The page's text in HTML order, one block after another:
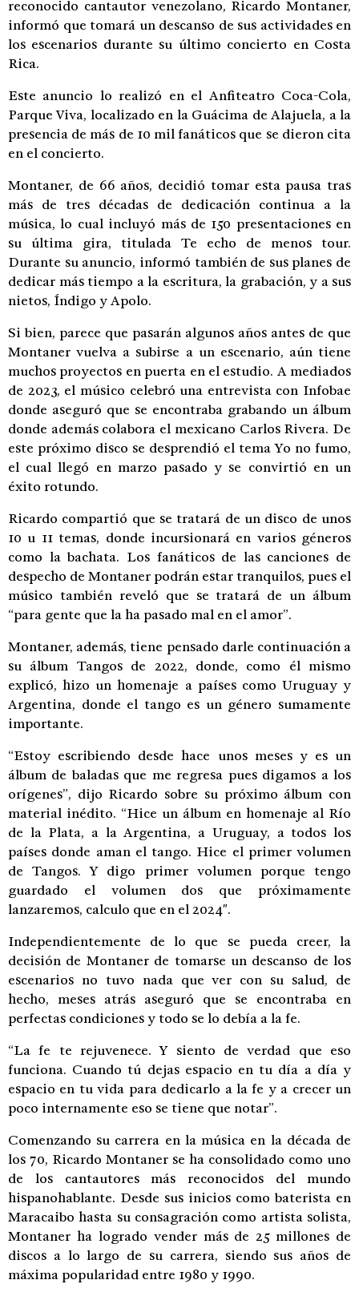
reconocido cantautor venezolano, Ricardo Montaner,
informó que tomará un descanso de sus actividades en
los escenarios durante su último concierto en Costa
Rica.
Este anuncio lo realizó en el Anfiteatro Coca-Cola,
Parque Viva, localizado en la Guácima de Alajuela, a la
presencia de más de 10 mil fanáticos que se dieron cita
en el concierto.
Montaner, de 66 años, decidió tomar esta pausa tras
más de tres décadas de dedicación continua a la
música, lo cual incluyó más de 150 presentaciones en
su última gira, titulada Te echo de menos tour.
Durante su anuncio, informó también de sus planes de
dedicar más tiempo a la escritura, la grabación, y a sus
nietos, Índigo y Apolo.
Si bien, parece que pasarán algunos años antes de que
Montaner vuelva a subirse a un escenario, aún tiene
muchos proyectos en puerta en el estudio. A mediados
de 2023, el músico celebró una entrevista con Infobae
donde aseguró que se encontraba grabando un álbum
donde además colabora el mexicano Carlos Rivera. De
este próximo disco se desprendió el tema Yo no fumo,
el cual llegó en marzo pasado y se convirtió en un
éxito rotundo.
Ricardo compartió que se tratará de un disco de unos
10 u 11 temas, donde incursionará en varios géneros
como la bachata. Los fanáticos de las canciones de
despecho de Montaner podrán estar tranquilos, pues el
músico también reveló que se tratará de un álbum
“para gente que la ha pasado mal en el amor”.
Montaner, además, tiene pensado darle continuación a
su álbum Tangos de 2022, donde, como él mismo
explicó, hizo un homenaje a países como Uruguay y
Argentina, donde el tango es un género sumamente
importante.
“Estoy escribiendo desde hace unos meses y es un
álbum de baladas que me regresa pues digamos a los
orígenes”, dijo Ricardo sobre su próximo álbum con
material inédito. “Hice un álbum en homenaje al Río
de la Plata, a la Argentina, a Uruguay, a todos los
países donde aman el tango. Hice el primer volumen
de Tangos. Y digo primer volumen porque tengo
guardado el volumen dos que próximamente
lanzaremos, calculo que en el 2024″.
Independientemente de lo que se pueda creer, la
decisión de Montaner de tomarse un descanso de los
escenarios no tuvo nada que ver con su salud, de
hecho, meses atrás aseguró que se encontraba en
perfectas condiciones y todo se lo debía a la fe.
“La fe te rejuvenece. Y siento de verdad que eso
funciona. Cuando tú dejas espacio en tu día a día y
espacio en tu vida para dedicarlo a la fe y a crecer un
poco internamente eso se tiene que notar”.
Comenzando su carrera en la música en la década de
los 70, Ricardo Montaner se ha consolidado como uno
de los cantautores más reconocidos del mundo
hispanohablante. Desde sus inicios como baterista en
Maracaibo hasta su consagración como artista solista,
Montaner ha logrado vender más de 25 millones de
discos a lo largo de su carrera, siendo sus años de
máxima popularidad entre 1980 y 1990.